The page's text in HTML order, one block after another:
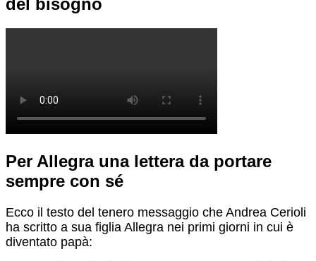
del bisogno
Per Allegra una lettera da portare
sempre con sé
Ecco il testo del tenero messaggio che Andrea Cerioli
ha scritto a sua figlia Allegra nei primi giorni in cui è
diventato papà: